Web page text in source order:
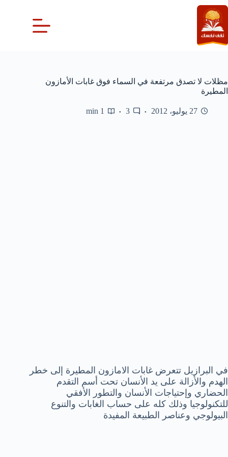
التجاوز
إلى
المحتوى
مظلات لا تصدق مرتفعة في السماء فوق غابات الأمازون
المطيرة
27 يوليو، 2012 3
1 min
في البرازيل تتعرض غابات الامازون المطيرة إلى خطر
الهدم والأزالة على يد الأنسان تحت أسم التقدم
الحضاري وإحتياجات الأنسان والتطور الأفقي
للتكنولوجيا وذلك كله على حساب الغابات والتنوع
البيولوجي وعناصر الطبيعة المفيدة